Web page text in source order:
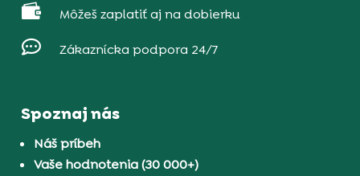
 Môžeš zaplatiť aj na dobierku
 Zákaznícka podpora 24/7
Spoznaj nás
Náš príbeh
Vaše hodnotenia (30 000+)